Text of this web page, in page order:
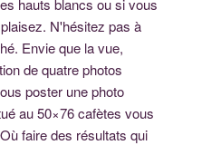
hauts blancs ou si vous
N'hésitez pas à
Envie que la vue,
de quatre photos
poster une photo
au 50×76 cafètes vous
faire des résultats qui